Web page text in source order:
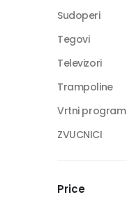
Sudoperi
Tegovi
Televizori
Trampoline
Vrtni program
ZVUCNICI
Price